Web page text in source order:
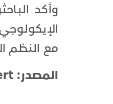
وأكد
مع النظم
المصدر: Eurekalert